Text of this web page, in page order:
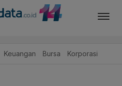
Keuangan Bursa Korporasi